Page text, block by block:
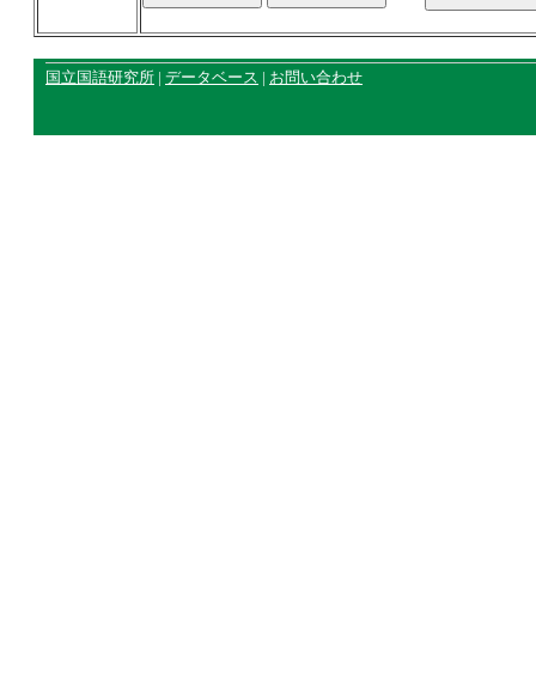
国立国語研究所 | データベース | お問い合わせ